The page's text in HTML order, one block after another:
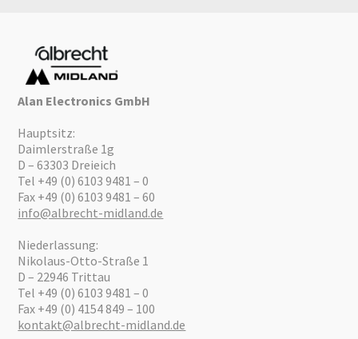
Alan Electronics GmbH
Hauptsitz:
Daimlerstraße 1g
D – 63303 Dreieich
Tel +49 (0) 6103 9481 – 0
Fax +49 (0) 6103 9481 – 60
info@albrecht-midland.de
Niederlassung:
Nikolaus-Otto-Straße 1
D – 22946 Trittau
Tel +49 (0) 6103 9481 – 0
Fax +49 (0) 4154 849 – 100
kontakt@albrecht-midland.de